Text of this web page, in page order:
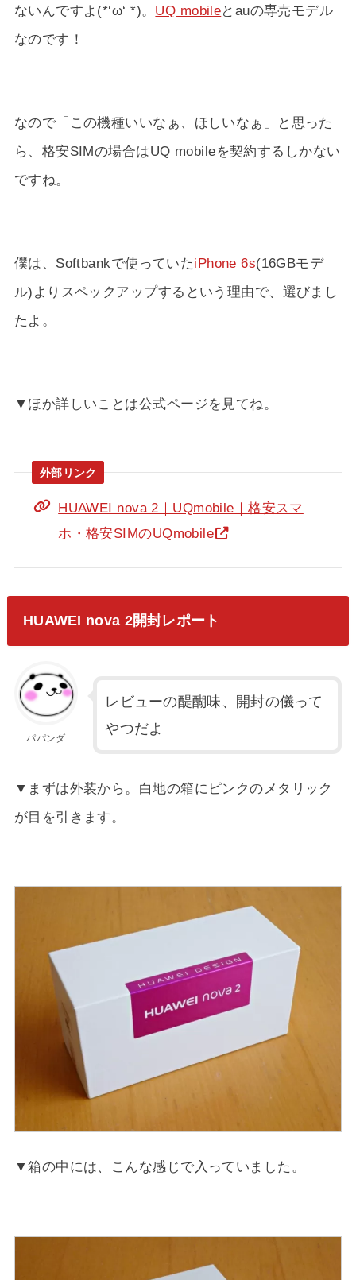
ないんですよ(*‘ω‘ *)。 UQ mobileとauの専売モデル
なのです！
なので「この機種いいなぁ、ほしいなぁ」と思った
ら、格安SIMの場合はUQ mobileを契約するしかない
ですね。
僕は、Softbankで使っていたiPhone 6s(16GBモデ
ル)よりスペックアップするという理由で、選びまし
たよ。
▼ほか詳しいことは公式ページを見てね。
HUAWEI nova 2｜UQmobile｜格安スマ
ホ・格安SIMのUQmobile
HUAWEI nova 2開封レポート
パパンダ
レビューの醍醐味、開封の儀って
やつだよ
▼まずは外装から。白地の箱にピンクのメタリック
が目を引きます。
▼箱の中には、こんな感じで入っていました。